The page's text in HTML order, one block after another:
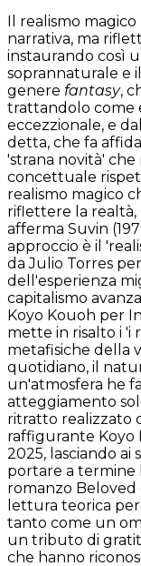
Il realismo
narrativa, ma
instaurando così
soprannaturale e
genere fantasy,
trattandolo come
eccezzionale, e
detta, che fa
'strana novità'
concettuale
realismo magico
riflettere la
afferma Suvin
approccio è il
da Julio Torres
dell'esperienza
capitalismo
Koyo Kouoh per
mette in risalto i 'i
metafisiche della
quotidiano, il
un'atmosfera he
atteggiamento
ritratto realizzato
raffigurante Koyo
2025, lasciando ai
portare a termine
romanzo Beloved
lettura teorica
tanto come un
un tributo di
che hanno